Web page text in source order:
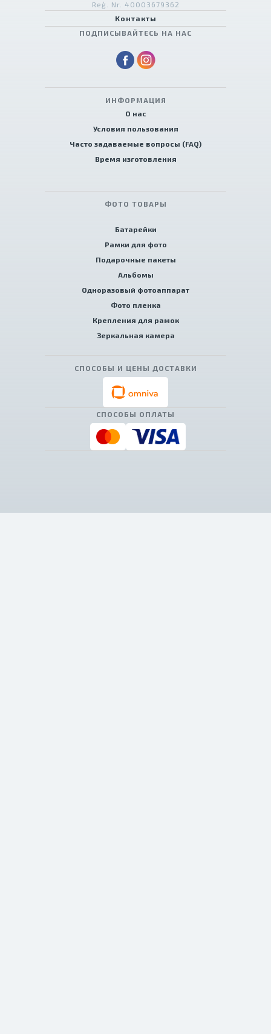
Reģ. Nr. 40003679362
Контакты
ПОДПИСЫВАЙТЕСЬ НА НАС
ИНФОРМАЦИЯ
О нас
Условия пользования
Часто задаваемые вопросы (FAQ)
Время изготовления
ФОТО ТОВАРЫ
Батарейки
Рамки для фото
Подарочные пакеты
Альбомы
Одноразовый фотоаппарат
Фото пленка
Крепления для рамок
Зеркальная камера
СПОСОБЫ И ЦЕНЫ ДОСТАВКИ
СПОСОБЫ ОПЛАТЫ